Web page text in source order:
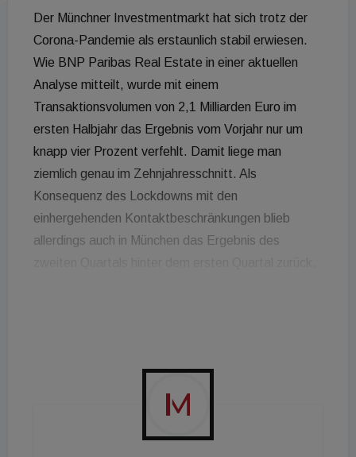
Der Münchner Investmentmarkt hat sich trotz der
Corona-Pandemie als erstaunlich stabil erwiesen.
Wie BNP Paribas Real Estate in einer aktuellen
Analyse mitteilt, wurde mit einem
Transaktionsvolumen von 2,1 Milliarden Euro im
ersten Halbjahr das Ergebnis vom Vorjahr nur um
knapp vier Prozent verfehlt. Damit liege man
ziemlich genau im Zehnjahresschnitt. Als
Konsequenz des Lockdowns mit den
einhergehenden Kontaktbeschränkungen blieb
allerdings auch in München das Ergebnis des
als im entsprechenden Vorjahreszeitraum. Anders
als in den beiden vergangenen Jahren falle der
Anteil der Großabschlüsse im dreistelligen
Millionenbereich mit lediglich 27,5 Prozent